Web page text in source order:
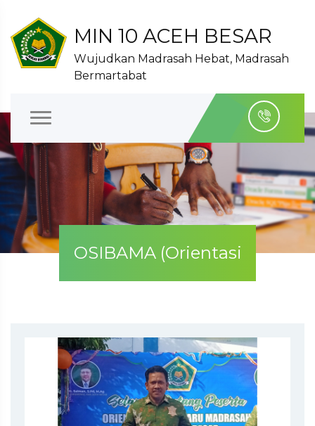
MIN 10 ACEH BESAR
Wujudkan Madrasah Hebat, Madrasah
Bermartabat
OSIBAMA (Orientasi